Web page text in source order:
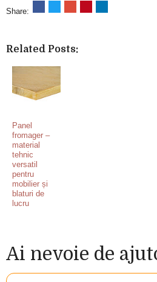
Share:
Related Posts:
Panel
fromager –
material
tehnic
versatil
pentru
mobilier și
blaturi de
lucru
Ai nevoie de